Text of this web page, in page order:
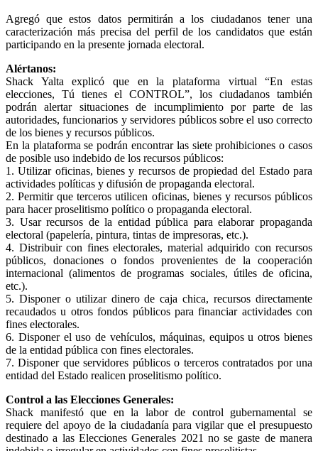
Agregó que estos datos permitirán a los ciudadanos tener una
caracterización más precisa del perfil de los candidatos que están
participando en la presente jornada electoral.
Alértanos:
Shack Yalta explicó que en la plataforma virtual “En estas
elecciones, Tú tienes el CONTROL”, los ciudadanos también
podrán alertar situaciones de incumplimiento por parte de las
autoridades, funcionarios y servidores públicos sobre el uso correcto
de los bienes y recursos públicos.
En la plataforma se podrán encontrar las siete prohibiciones o casos
de posible uso indebido de los recursos públicos:
1. Utilizar oficinas, bienes y recursos de propiedad del Estado para
actividades políticas y difusión de propaganda electoral.
2. Permitir que terceros utilicen oficinas, bienes y recursos públicos
para hacer proselitismo político o propaganda electoral.
3. Usar recursos de la entidad pública para elaborar propaganda
electoral (papelería, pintura, tintas de impresoras, etc.).
4. Distribuir con fines electorales, material adquirido con recursos
públicos, donaciones o fondos provenientes de la cooperación
internacional (alimentos de programas sociales, útiles de oficina,
etc.).
5. Disponer o utilizar dinero de caja chica, recursos directamente
recaudados u otros fondos públicos para financiar actividades con
fines electorales.
6. Disponer el uso de vehículos, máquinas, equipos u otros bienes
de la entidad pública con fines electorales.
7. Disponer que servidores públicos o terceros contratados por una
entidad del Estado realicen proselitismo político.
Control a las Elecciones Generales:
Shack manifestó que en la labor de control gubernamental se
requiere del apoyo de la ciudadanía para vigilar que el presupuesto
destinado a las Elecciones Generales 2021 no se gaste de manera